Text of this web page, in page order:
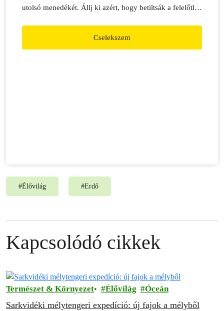
utolsó menedékét. Állj ki azért, hogy betiltsák a felelőtlen
Cselekszem
#Élővilág #Erdő
Kapcsolódó cikkek
Természet & Környezet Élővilág Óceán
Sarkvidéki mélytengeri expedíció: új fajok a mélyből